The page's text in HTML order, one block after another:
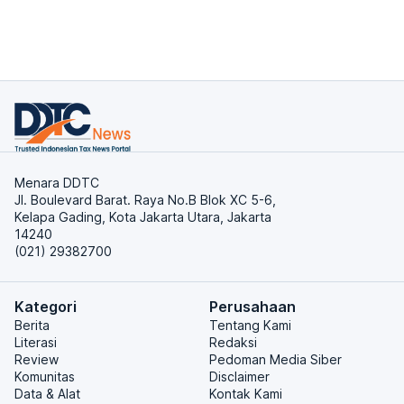
Menara DDTC
Jl. Boulevard Barat. Raya No.B Blok XC 5-6,
Kelapa Gading, Kota Jakarta Utara, Jakarta
14240
(021) 29382700
Kategori
Berita
Literasi
Review
Komunitas
Data & Alat
Perusahaan
Tentang Kami
Redaksi
Pedoman Media Siber
Disclaimer
Kontak Kami